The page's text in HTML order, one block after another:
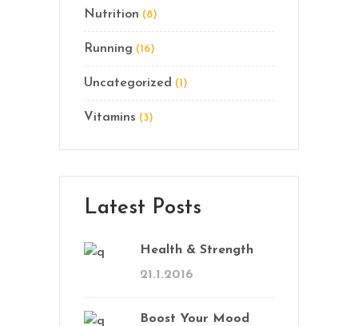
Nutrition (8)
Running (16)
Uncategorized (1)
Vitamins (3)
Latest Posts
Health & Strength
21.1.2016
Boost Your Mood